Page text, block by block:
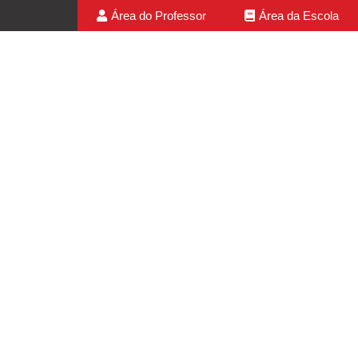
Área do Professor Área da Escola